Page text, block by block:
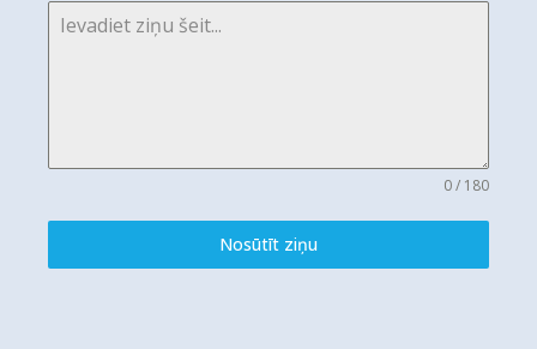
0 / 180
Nosūtīt ziņu